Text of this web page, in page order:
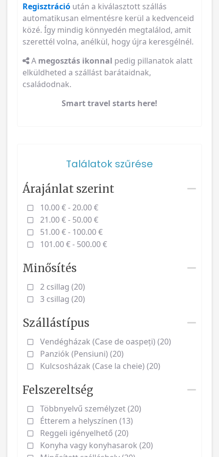
Regisztráció után a kiválasztott szállás
automatikusan elmentésre kerül a kedvenceid
közé. Így mindig könnyedén megtalálod, amit
szerettél volna, anélkül, hogy újra keresgélnél.
A megosztás ikonnal pedig pillanatok alatt
elküldheted a szállást barátaidnak,
családodnak.
Smart travel starts here!
Találatok szűrése
Árajánlat szerint
10.00 € - 20.00 €
21.00 € - 50.00 €
51.00 € - 100.00 €
101.00 € - 500.00 €
Minősítés
2 csillag (20)
3 csillag (20)
Szállástípus
Vendégházak (Case de oaspeți) (20)
Panziók (Pensiuni) (20)
Kulcsosházak (Case la cheie) (20)
Felszereltség
Többnyelvű személyzet (20)
Étterem a helyszínen (13)
Reggeli igényelhető (20)
Konyha vagy konyhasarok (20)